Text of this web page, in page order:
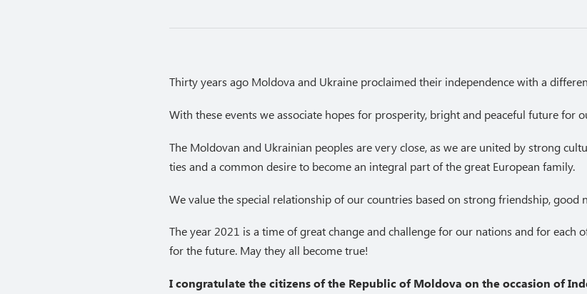
Thirty years ago Moldova and Ukraine proclaimed their independence with a
With these events we associate hopes for prosperity, bright and peaceful future for
The Moldovan and Ukrainian peoples are very close, as we are united by strong
ties and a common desire to become an integral part of the great European family.
We value the special relationship of our countries based on strong friendship, good
The year 2021 is a time of great change and challenge for our nations and for each
for the future. May they all become true!
I congratulate the citizens of the Republic of Moldova on the occasion of